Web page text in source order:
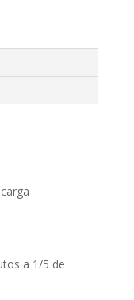
a 1/5 de